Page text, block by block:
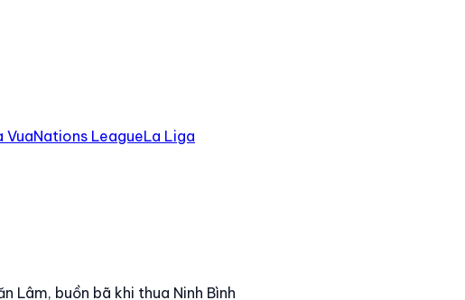
VuaNations LeagueLa Liga
Lâm, buồn bã khi thua Ninh Bình